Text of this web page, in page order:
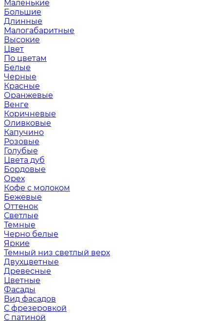
Маленькие
Большие
Длинные
Малогабаритные
Высокие
Цвет
По цветам
Белые
Черные
Красные
Оранжевые
Венге
Коричневые
Оливковые
Капучино
Розовые
Голубые
Цвета дуб
Бордовые
Орех
Кофе с молоком
Бежевые
Оттенок
Светлые
Темные
Черно белые
Яркие
Темный низ светлый верх
Двухцветные
Древесные
Цветные
Фасады
Вид фасадов
С фрезеровкой
С патиной